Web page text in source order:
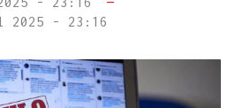
2025 - 23:16